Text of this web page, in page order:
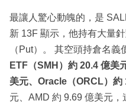
最讓人驚心動魄的，是
新 13F 顯示，他持有大量
（Put）。 其空頭持倉名義
ETF（SMH）約 20.4 億美
美元、Oracle（ORCL）約
元、AMD 約 9.69 億美元